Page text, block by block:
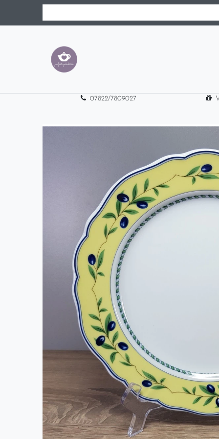
07822/7809027